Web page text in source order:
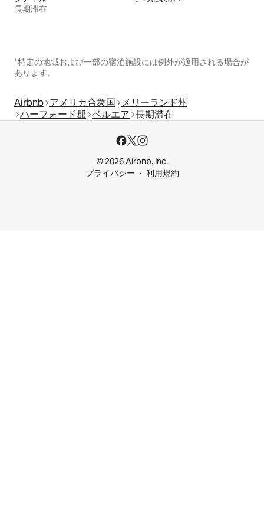
長期滞在
*特定の地域および一部の宿泊施設には例外が適用される場合が
あります。
Airbnb アメリカ合衆国
メリーランド州
ハーフォード郡 ベルエア 長期滞在
© 2026 Airbnb, Inc.
プライバシー
利用規約